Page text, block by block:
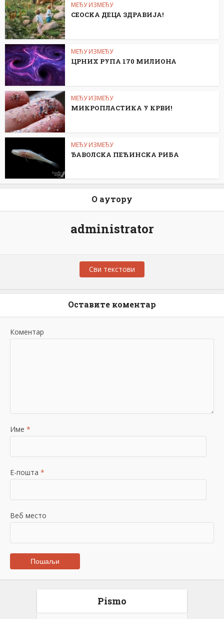
МЕЂУ ИЗМЕЂУ
СЕОСKА ДЕЦА ЗДРАВИЈА!
МЕЂУ ИЗМЕЂУ
ЦРНИХ РУПА 170 МИЛИОНА
МЕЂУ ИЗМЕЂУ
МИКРОПЛАСТИКА У КРВИ!
МЕЂУ ИЗМЕЂУ
ЂАВОЛСKА ПЕЋИНСKА РИБА
О аутору
administrator
Сви текстови
Оставите коментар
Коментар
Име *
Е-пошта *
Веб место
Pismo